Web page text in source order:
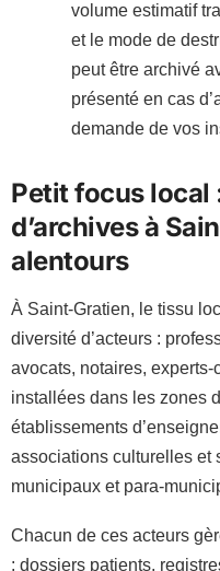
volume estimatif
et le mode de
peut être archivé
présenté en cas
demande de vos
Petit focus local
d’archives à
alentours
À Saint-Gratien, le tissu
diversité d’acteurs :
avocats, notaires,
installées dans les zones
établissements
associations culturelles et
municipaux et para-
Chacun de ces acteurs
: dossiers patients,